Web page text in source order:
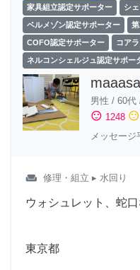
家具組立認定サポーター シ
ベルメゾン認定サポーター
COFO認定サポーター コア
ネルコンシェルジュ認定サポー
maaasa
男性 / 60代
sentiment_satisfied 1248 sentiment_neutral
メッセージ
weekend 修理・組立 ▸ 水回り
ウォシュレット、蛇
東京都